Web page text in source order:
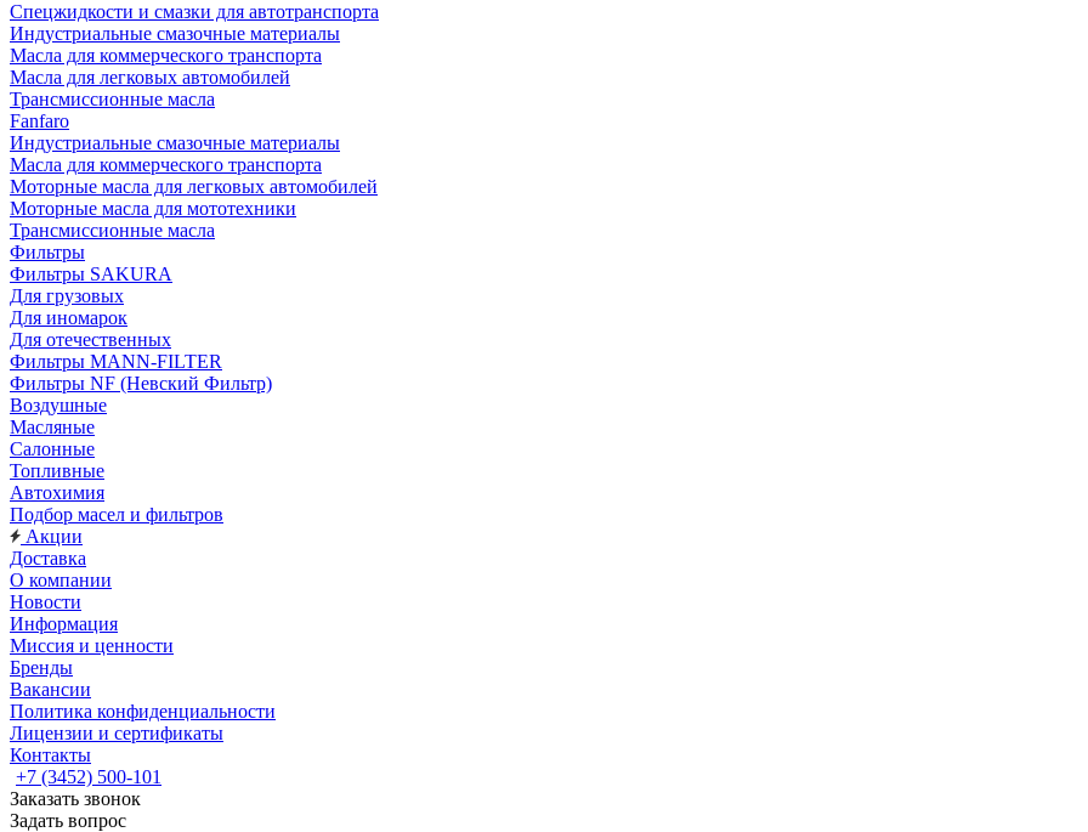
Cпецжидкости и смазки для автотранспорта
Индустриальные смазочные материалы
Масла для коммерческого транспорта
Масла для легковых автомобилей
Трансмиссионные масла
Fanfaro
Индустриальные смазочные материалы
Масла для коммерческого транспорта
Моторные масла для легковых автомобилей
Моторные масла для мототехники
Трансмиссионные масла
Фильтры
Фильтры SAKURA
Для грузовых
Для иномарок
Для отечественных
Фильтры MANN-FILTER
Фильтры NF (Невский Фильтр)
Воздушные
Масляные
Салонные
Топливные
Автохимия
Подбор масел и фильтров
Акции
Доставка
О компании
Новости
Информация
Миссия и ценности
Бренды
Вакансии
Политика конфиденциальности
Лицензии и сертификаты
Контакты
+7 (3452) 500-101
Заказать звонок
Задать вопрос